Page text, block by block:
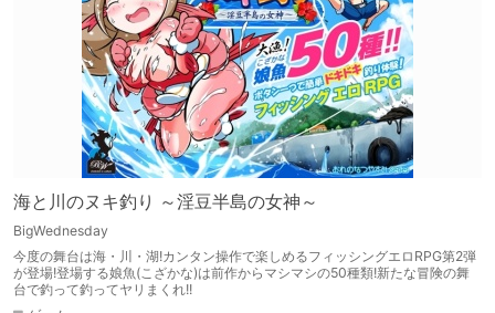
海と川のヌキ釣り ～淫豆半島の女神～
BigWednesday
今度の舞台は海・川・湖!カンタン操作で楽しめるフィッシングエロRPG第2弾
が登場!登場する娘魚(こざかな)は前作からマシマシの50種類!新たな冒険の舞
台で釣って釣ってヤリまくれ!!